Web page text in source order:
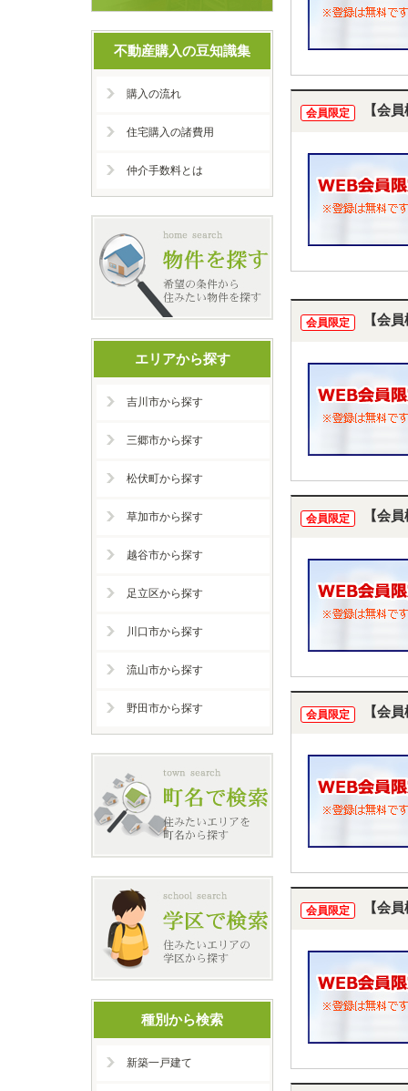
会員限定 【会
会員限定 【会
会員限定 【会
会員限定 【会
会員限定 【会
不動産購入の豆知識集
購入の流れ
住宅購入の諸費用
仲介手数料とは
エリアから探す
吉川市から探す
三郷市から探す
松伏町から探す
草加市から探す
越谷市から探す
足立区から探す
川口市から探す
流山市から探す
野田市から探す
種別から検索
新築一戸建て